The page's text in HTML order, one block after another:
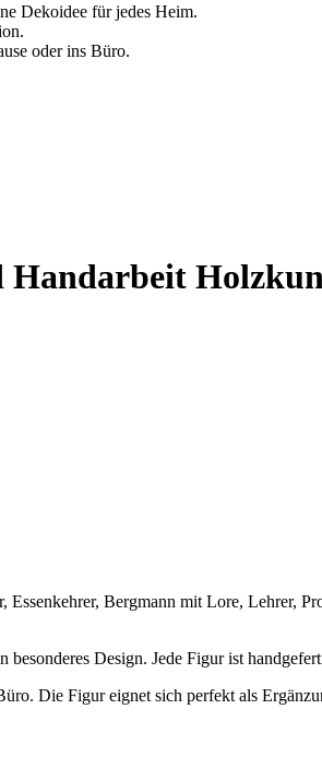
Dekoidee für jedes Heim.
oder ins Büro.
Handarbeit
Bergmann mit Lore, Lehrer,
Design. Jede Figur ist
Die Figur eignet sich perfekt als